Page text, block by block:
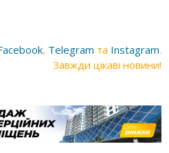
, Telegram та Instagram.
Завжди цікаві новини!